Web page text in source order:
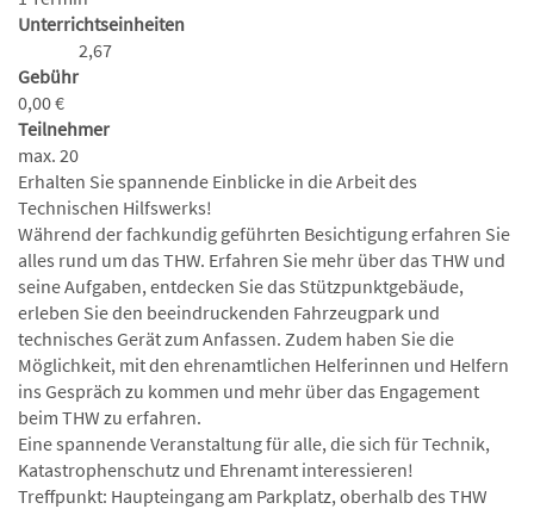
Unterrichtseinheiten
2,67
Gebühr
0,00 €
Teilnehmer
max. 20
Erhalten Sie spannende Einblicke in die Arbeit des
Technischen Hilfswerks!
Während der fachkundig geführten Besichtigung erfahren Sie
alles rund um das THW. Erfahren Sie mehr über das THW und
seine Aufgaben, entdecken Sie das Stützpunktgebäude,
erleben Sie den beeindruckenden Fahrzeugpark und
technisches Gerät zum Anfassen. Zudem haben Sie die
Möglichkeit, mit den ehrenamtlichen Helferinnen und Helfern
ins Gespräch zu kommen und mehr über das Engagement
beim THW zu erfahren.
Eine spannende Veranstaltung für alle, die sich für Technik,
Katastrophenschutz und Ehrenamt interessieren!
Treffpunkt: Haupteingang am Parkplatz, oberhalb des THW